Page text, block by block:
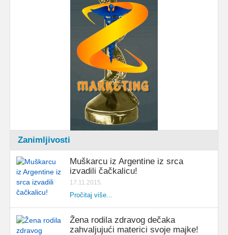
Zanimljivosti
Muškarcu iz Argentine iz srca
izvadili čačkalicu!
17.11.2015.
Pročitaj više...
Žena rodila zdravog dečaka
zahvaljujući materici svoje majke!